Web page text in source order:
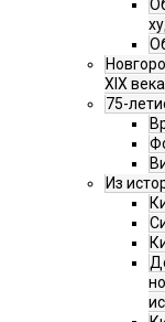
XIX века
75-
Из